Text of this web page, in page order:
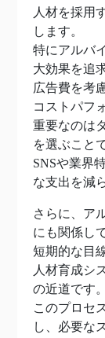
人材を採用
します。
特にアルバ
大効果を追
広告費を考
コストパフ
重要なのは
を選ぶこと
SNSや業界
な支出を減
さらに、ア
にも関係し
短期的な目
人材育成シ
の近道です。
このプロセ
し、必要な